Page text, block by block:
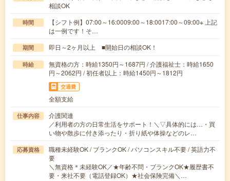
相談OK
時間
【シフト例】07:00～16:0009:00～18:0017:00～09:00※ 上記
は一例です！そ…
期間 即日～2ヶ月以上 ■開始日の相談OK！
時給
無資格の方：時給1350円～1687円 / 介護福祉士：時給1650
円～2062円 / 初任者以上：時給1450円～1812円
交通費
全額支給
仕事内容
介護関連
／利用者の方の日常生活をサポート！＼▽具体的には…・買
い物や散歩に付き添ったり・折り紙や体操などのレ…
応募資格
職種未経験OK / ブランクOK / パソコンスキル不要 / 英語力不
要
＼無資格＊未経験OK／★年齢不問・ブランクOK★履歴書不
要・来社不要（電話登録OK）★社会保険完備＼…